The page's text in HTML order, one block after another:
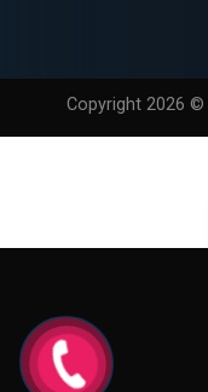
Copyright 2026 ©